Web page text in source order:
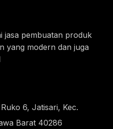
jasa pembuatan produk
yang modern dan juga
6, Jatisari, Kec.
Barat 40286